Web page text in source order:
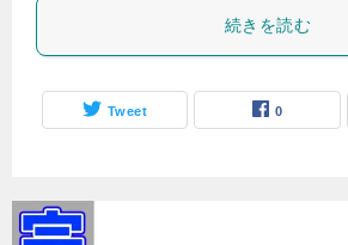
続きを読む
Tweet 0